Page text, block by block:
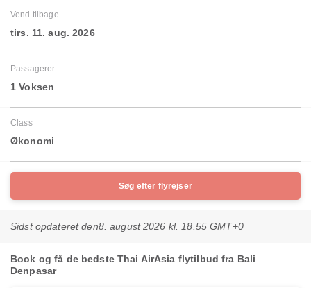
Vend tilbage
tirs. 11. aug. 2026
Passagerer
1 Voksen
Class
Økonomi
Søg efter flyrejser
Sidst opdateret den8. august 2026 kl. 18.55 GMT+0
Book og få de bedste Thai AirAsia flytilbud fra Bali
Denpasar